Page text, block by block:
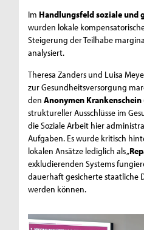
Im Handlungsfeld soziale und
wurden lokale
Steigerung der Teilhabe
analysiert.
Theresa Zanders und Luisa
zur Gesundheitsversorgung
denAnonymen Krankenschein
struktureller Ausschlüsse im
die Soziale Arbeit hier
Aufgaben. Es wurde kritisch
lokalen Ansätze lediglich als „
exkludierenden Systems
dauerhaft gesicherte staatliche
werden können.